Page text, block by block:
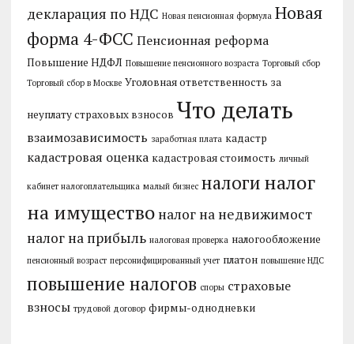
декларация по НДС Новая пенсионная формула Новая
форма 4-ФСС Пенсионная реформа
Повышение НДФЛ Повышение пенсионного возраста Торговый сбор
Торговый сбор в Москве Уголовная ответственность за
неуплату страховых взносов Что делать
взаимозависимость заработная плата кадастр
кадастровая оценка кадастровая стоимость личный
кабинет налогоплательщика малый бизнес налоги налог
на имущество налог на недвижимост
налог на прибыль налоговая проверка налогообложение
пенсионный возраст персонифицированный учет платон повышение НДС
повышение налогов споры страховые
взносы трудовой договор фирмы-однодневки